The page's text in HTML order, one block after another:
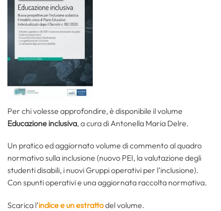
Per chi volesse approfondire, è disponibile il volume
Educazione inclusiva, a cura di Antonella Maria Delre.
Un pratico ed aggiornato volume di commento al quadro
normativo sulla inclusione (nuovo PEI, la valutazione degli
studenti disabili, i nuovi Gruppi operativi per l’inclusione).
Con spunti operativi e una aggiornata raccolta normativa.
Scarica l’indice e un estrattodel volume.